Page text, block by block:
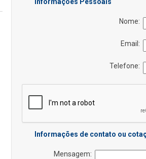
Nome:
Email:
Telefone:
Informações de contato ou
Mensagem: